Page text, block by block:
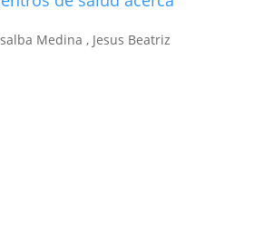
Medina , Jesus Beatriz